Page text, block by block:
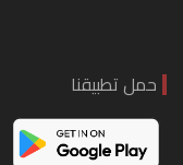
حمل تطبيقنا